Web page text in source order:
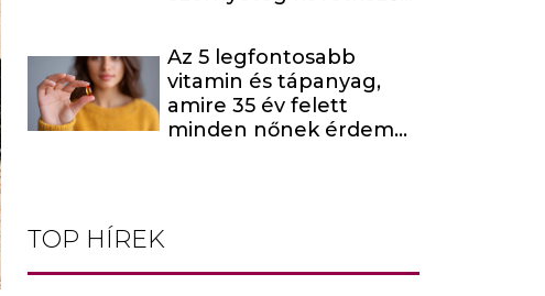
fel
Az 5 legfontosabb
vitamin és tápanyag,
amire 35 év felett
minden nőnek érdemes
TOP HÍREK